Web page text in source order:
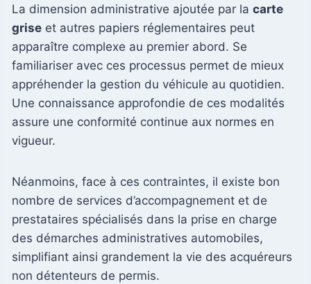
La dimension administrative ajoutée par la carte
grise et autres papiers réglementaires peut
apparaître complexe au premier abord. Se
familiariser avec ces processus permet de mieux
appréhender la gestion du véhicule au quotidien.
Une connaissance approfondie de ces modalités
assure une conformité continue aux normes en
vigueur.
Néanmoins, face à ces contraintes, il existe bon
nombre de services d’accompagnement et de
prestataires spécialisés dans la prise en charge
des démarches administratives automobiles,
simplifiant ainsi grandement la vie des acquéreurs
non détenteurs de permis.